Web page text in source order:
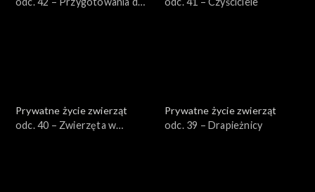
Prywatne życie zwierząt
odc. 40 – Zwierzęta w
Prywatne życie zwierząt
odc. 39 – Drapieżnicy